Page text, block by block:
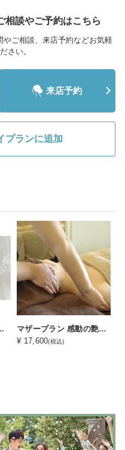
相談やご予約はこちら
ご相談、来店予約などお気軽
さい。
来店予約
プランに追加
ルコース
マザープラン 感動の艶肌フェイシャル
¥ 17,600(税込)